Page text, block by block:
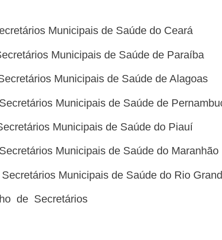
Municipais de Saúde do Ceará
Municipais de Saúde de Paraíba
Municipais de Saúde de Alagoas
Municipais de Saúde de
Municipais de Saúde do Piauí
Municipais de Saúde do Maranhão
Municipais de Saúde do Rio
de Secretários